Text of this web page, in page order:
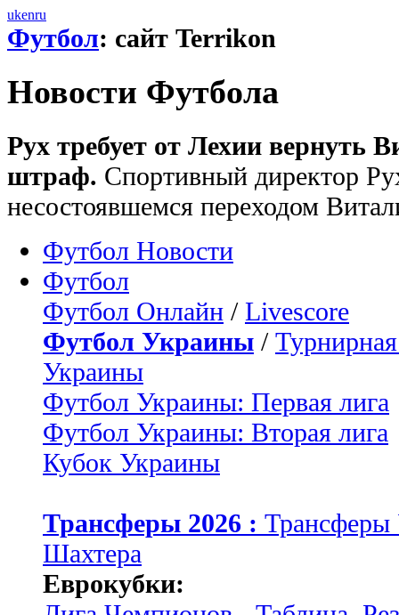
ukenru
Футбол: сайт Terrikon
Новости Футбола
Рух требует от Лехии вернуть
штраф. Спортивный директор
несостоявшемся переходом
Футбол Новости
Футбол
Футбол Онлайн / Livescore
Футбол Украины /
Украины
Футбол Украины: Первая лига
Футбол Украины: Вторая лига
Кубок Украины
Трансферы 2026 :
Шахтера
Еврокубки: